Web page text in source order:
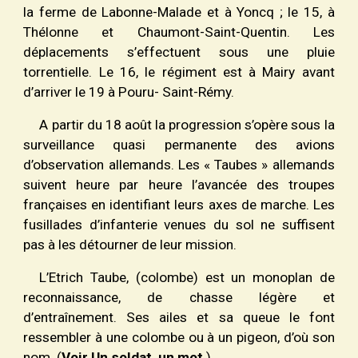
la ferme de Labonne-Malade et à Yoncq ; le 15, à
Thélonne et Chaumont-Saint-Quentin. Les
déplacements s’effectuent sous une pluie
torrentielle. Le 16, le régiment est à Mairy avant
d’arriver le 19 à Pouru- Saint-Rémy.
A partir du 18 août la progression s’opère sous la
surveillance quasi permanente des avions
d’observation allemands. Les «Taubes » allemands
suivent heure par heure l’avancée des troupes
françaises en identifiant leurs axes de marche. Les
fusillades d’infanterie venues du sol ne suffisent
pas à les détourner de leur mission.
L’Etrich Taube, (colombe) est un monoplan de
reconnaissance, de chasse légère et
d’entraînement. Ses ailes et sa queue le font
ressembler à une colombe ou à un pigeon, d’où son